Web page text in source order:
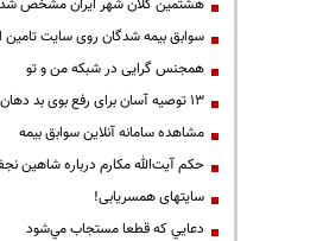
هشتمین کلان شهر ایران مشخص شد
سوابق بیمه شدگان روی سایت تامین
همجنس گرایی در شبکه من و تو
13 توصیه آسان برای رفع بوی بد دهان
مشاهده سامانه آنلاين سوابق بیمه
حكم آيت‌الله مكارم درباره شاهين
سایتهای همسریابی!
دعايي كه قطعا مستجاب مي‌شود